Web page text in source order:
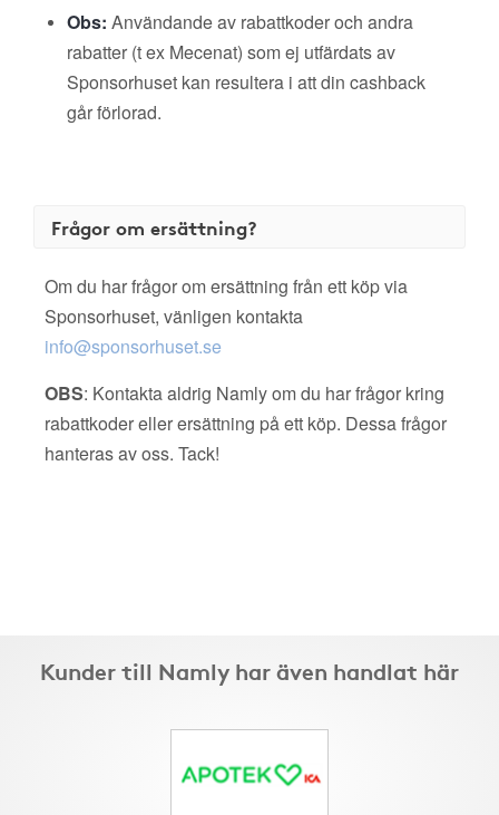
Obs: Användande av rabattkoder och andra
rabatter (t ex Mecenat) som ej utfärdats av
Sponsorhuset kan resultera i att din cashback
går förlorad.
Frågor om ersättning?
Om du har frågor om ersättning från ett köp via
Sponsorhuset, vänligen kontakta
info@sponsorhuset.se
OBS: Kontakta aldrig Namly om du har frågor kring
rabattkoder eller ersättning på ett köp. Dessa frågor
hanteras av oss. Tack!
Kunder till Namly har även handlat här